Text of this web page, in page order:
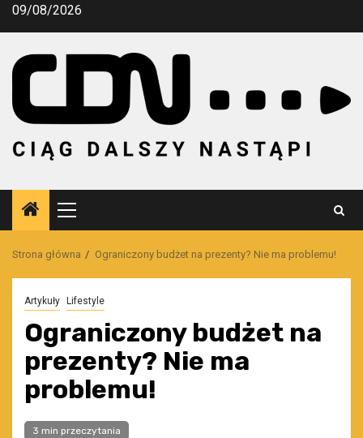
Przejdź
09/08/2026
Menu
główne
Strona główna Ograniczony budżet na prezenty? Nie ma problemu!
Artykuły Lifestyle
Ograniczony budżet na
prezenty? Nie ma
problemu!
3 min przeczytania